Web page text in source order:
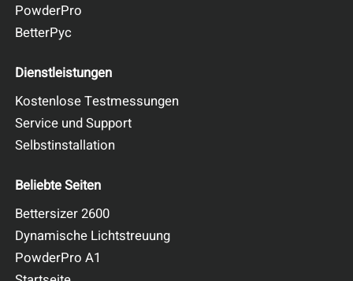
PowderPro
BetterPyc
Dienstleistungen
Kostenlose Testmessungen
Service und Support
Selbstinstallation
Beliebte Seiten
Bettersizer 2600
Dynamische Lichtstreuung
PowderPro A1